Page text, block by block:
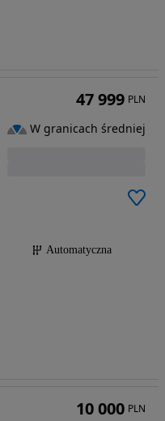
Automatyczna
47 999 PLN
W granicach średniej
10 000 PLN